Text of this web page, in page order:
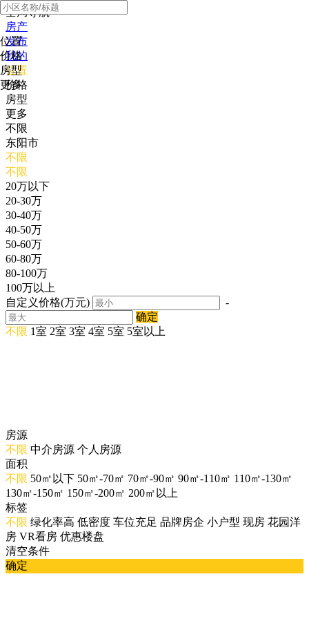
全局导航
房产
发布
我的
位置
价格
房型
更多
位置
价格
房型
更多
不限
东阳市
不限
不限
20万以下
20-30万
30-40万
40-50万
50-60万
60-80万
80-100万
100万以上
自定义价格(万元)
-
确定
不限 1室 2室 3室 4室 5室 5室以上
房源
不限 中介房源 个人房源
面积
不限 50㎡以下 50㎡-70㎡ 70㎡-90㎡ 90㎡-110㎡ 110㎡-130㎡
130㎡-150㎡ 150㎡-200㎡ 200㎡以上
标签
不限 绿化率高 低密度 车位充足 品牌房企 小户型 现房 花园洋
房 VR看房 优惠楼盘
清空条件
确定